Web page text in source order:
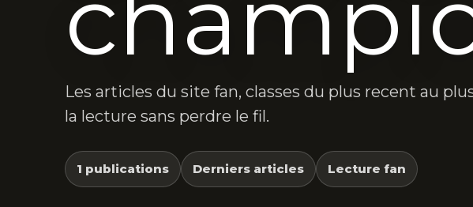
Les articles du site fan, classes du plus recent au
la lecture sans perdre le fil.
1 publications Derniers articles Lecture fan